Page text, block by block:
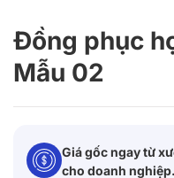
Đồng phục
Mẫu 02
Giá gốc ngay từ
cho doanh nghiệp.